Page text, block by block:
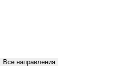
Все направления